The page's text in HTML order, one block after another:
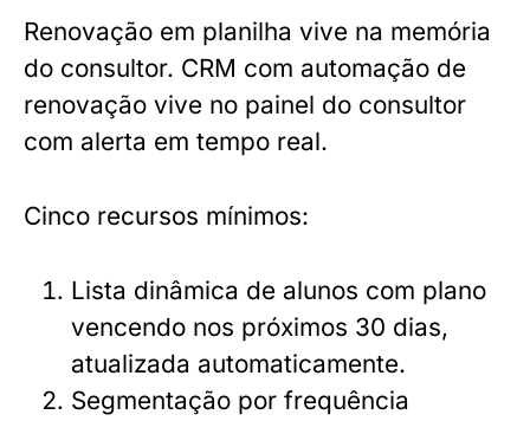
Renovação em planilha vive na memória
do consultor. CRM com automação de
renovação vive no painel do consultor
com alerta em tempo real.
Cinco recursos mínimos:
Lista dinâmica de alunos com plano
vencendo nos próximos 30 dias,
atualizada automaticamente.
Segmentação por frequência